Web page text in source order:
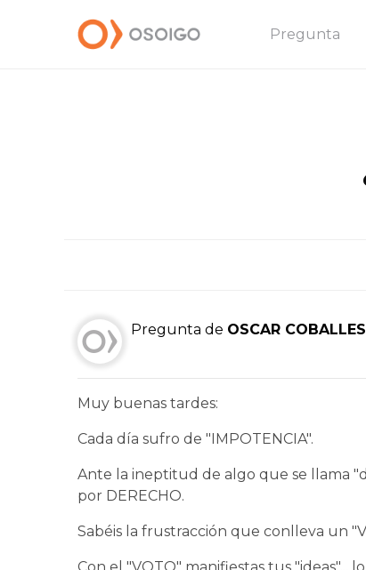
Pregunta
Pregunta de OSCAR
Muy buenas tardes:
Cada día sufro de "IMPOTENCIA".
Ante la ineptitud de algo que se llama
por DERECHO.
Sabéis la frustracción que conlleva un